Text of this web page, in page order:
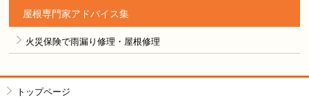
屋根専門家アドバイス集
火災保険で雨漏り修理・屋根修理
トップページ